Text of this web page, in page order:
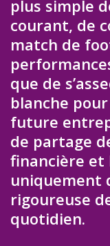
plus simple
courant, de
match de
que de
blanche
future
de partage
financière et
uniquement
rigoureuse
quotidien.